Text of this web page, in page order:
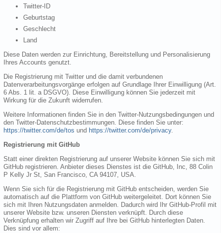
Twitter-ID
Geburtstag
Geschlecht
Land
Diese Daten werden zur Einrichtung, Bereitstellung und Personalisierung
Ihres Accounts genutzt.
Die Registrierung mit Twitter und die damit verbundenen
Datenverarbeitungsvorgänge erfolgen auf Grundlage Ihrer Einwilligung (Art.
6 Abs. 1 lit. a DSGVO). Diese Einwilligung können Sie jederzeit mit
Wirkung für die Zukunft widerrufen.
Weitere Informationen finden Sie in den Twitter-Nutzungsbedingungen und
den Twitter-Datenschutzbestimmungen. Diese finden Sie unter:
https://twitter.com/de/tos und https://twitter.com/de/privacy.
Registrierung mit GitHub
Statt einer direkten Registrierung auf unserer Website können Sie sich mit
GitHub registrieren. Anbieter dieses Dienstes ist die GitHub, Inc, 88 Colin
P Kelly Jr St, San Francisco, CA 94107, USA.
Wenn Sie sich für die Registrierung mit GitHub entscheiden, werden Sie
automatisch auf die Plattform von GitHub weitergeleitet. Dort können Sie
sich mit Ihren Nutzungsdaten anmelden. Dadurch wird Ihr GitHub-Profil mit
unserer Website bzw. unseren Diensten verknüpft. Durch diese
Verknüpfung erhalten wir Zugriff auf Ihre bei GitHub hinterlegten Daten.
Dies sind vor allem: